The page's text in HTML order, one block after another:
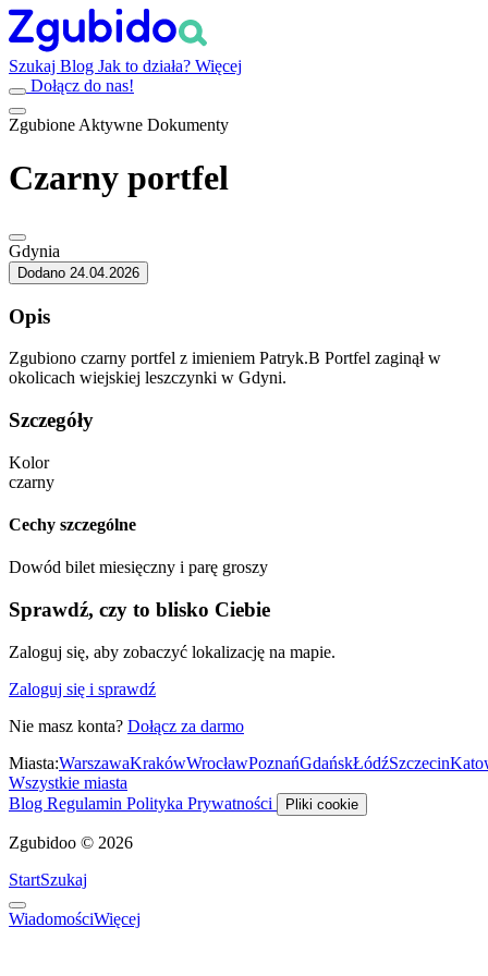
Szukaj Blog Jak to działa? Więcej
Dołącz do nas!
Zgubione Aktywne Dokumenty
Czarny portfel
Gdynia
Dodano 24.04.2026
Opis
Zgubiono czarny portfel z imieniem Patryk.B Portfel zaginął w
okolicach wiejskiej leszczynki w Gdyni.
Szczegóły
Kolor
czarny
Cechy szczególne
Dowód bilet miesięczny i parę groszy
Sprawdź, czy to blisko Ciebie
Zaloguj się, aby zobaczyć lokalizację na mapie.
Zaloguj się i sprawdź
Nie masz konta? Dołącz za darmo
Miasta:WarszawaKrakówWrocławPoznańGdańskŁódźSzczecin
Wszystkie miasta
Blog Regulamin Polityka Prywatności Pliki cookie
Zgubidoo © 2026
StartSzukaj
WiadomościWięcej